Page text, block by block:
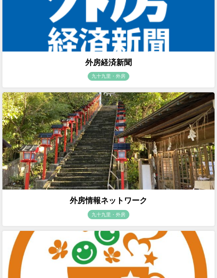
外房経済新聞
九十九里・外房
外房情報ネットワーク
九十九里・外房